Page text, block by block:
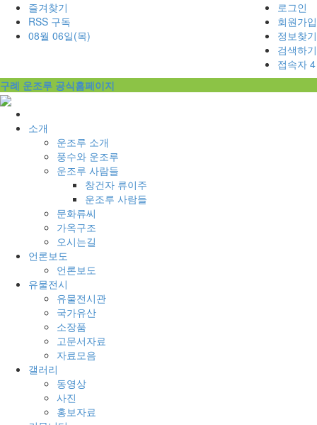
즐겨찾기
RSS 구독
08월 06일(목)
로그인
회원가입
정보찾기
검색하기
접속자 4
구례 운조루 공식홈페이지
으
소개
운조루 소개
풍수와 운조루
운조루 사람들
창건자 류이주
운조루 사람들
문화류씨
가옥구조
오시는길
언론보도
언론보도
유물전시
유물전시관
국가유산
소장품
고문서자료
자료모음
갤러리
동영상
사진
홍보자료